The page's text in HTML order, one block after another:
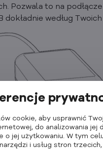
Pozwala to na
dokładnie według
cookie, aby usprawnić
do analizowania jej
o jej użytkowaniu. W tym
i usług stron